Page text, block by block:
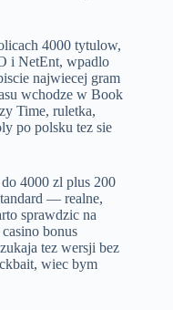
4000 tytulow,
i NetEnt, wpadlo
najwiecej gram
wchodze w Book
Time, ruletka,
po polsku tez sie
4000 zl plus 200
— realne,
sprawdzic na
bonus
tez wersji bez
wiec bym